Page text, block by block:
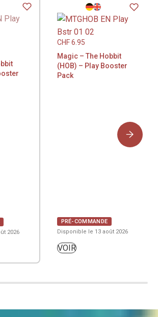
2026
CHF6.95
Magic – The Hobbit
(HOB) – Play Booster
Pack
PRÉ-COMMANDE
Disponible le 13 août 2026
VOIR